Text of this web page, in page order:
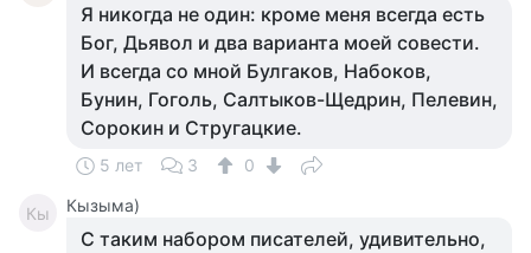
Я никогда не один: кроме меня всегда есть
Бог, Дьявол и два варианта моей совести.
И всегда со мной Булгаков, Набоков,
Бунин, Гоголь, Салтыков-Щедрин, Пелевин,
Сорокин и Стругацкие.
5 лет 3 0
Кы Кызыма)
С таким набором писателей, удивительно,